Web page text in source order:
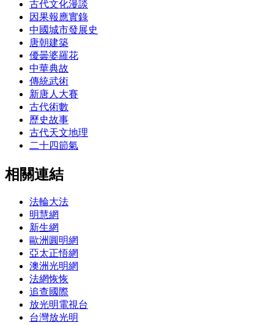
古代文化漫談
因果報應實錄
中國城市發展史
唐朝建築
優曇婆羅花
中華典故
傳統武術
新唐人大賽
古代術數
歷史故事
古代天文地理
二十四節氣
相關連結
法輪大法
明慧網
新生網
歐洲圓明網
亞太正悟網
澳洲光明網
法網恢恢
追查國際
放光明電視台
台灣放光明